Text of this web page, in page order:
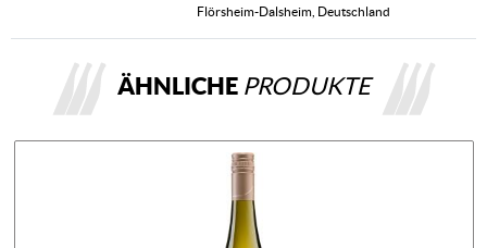
Flörsheim-Dalsheim, Deutschland
ÄHNLICHE PRODUKTE